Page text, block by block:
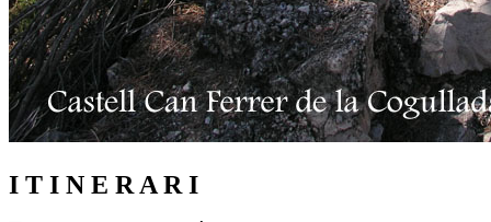
I T I N E R A R I